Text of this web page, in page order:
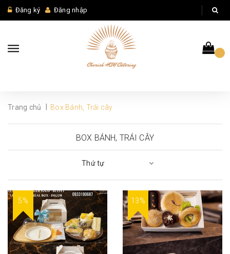
Đăng ký Đăng nhập
Trang chủ Box Bánh, Trái cây
BOX BÁNH, TRÁI CÂY
Thứ tự
5% 13%